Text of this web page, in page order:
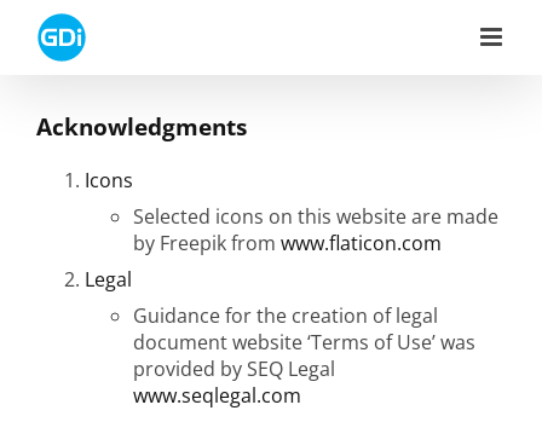
content
Acknowledgments
Icons
Selected icons on this website are made
by Freepik from www.flaticon.com
Legal
Guidance for the creation of legal
document website ‘Terms of Use’ was
provided by SEQ Legal
www.seqlegal.com